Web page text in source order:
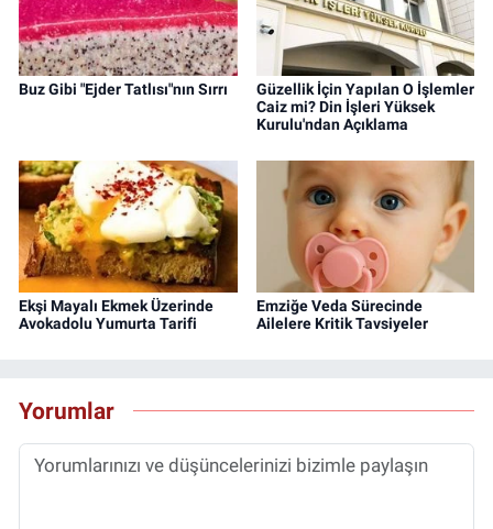
Buz Gibi "Ejder Tatlısı"nın Sırrı
Güzellik İçin Yapılan O İşlemler
Caiz mi? Din İşleri Yüksek
Kurulu'ndan Açıklama
Ekşi Mayalı Ekmek Üzerinde
Avokadolu Yumurta Tarifi
Emziğe Veda Sürecinde
Ailelere Kritik Tavsiyeler
Yorumlar